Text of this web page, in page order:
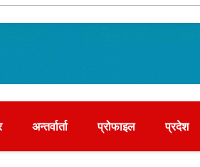
अन्तर्वार्ता प्रोफाइल प्रदेश